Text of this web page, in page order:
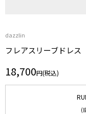
dazzlin
フレアスリーブドレス
18,700円(税込)
(